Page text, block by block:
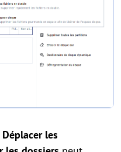
Déplacer les